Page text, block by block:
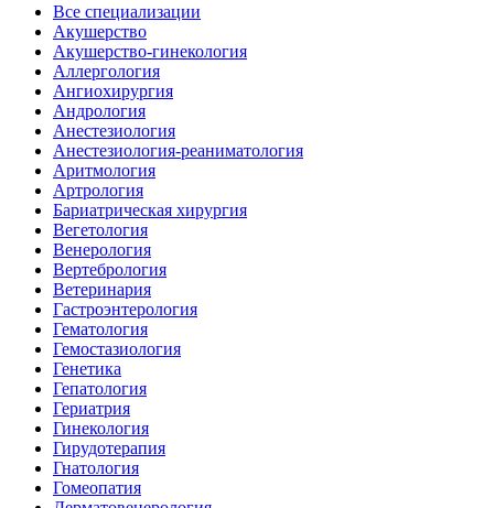
Все специализации
Акушерство
Акушерство-гинекология
Аллергология
Ангиохирургия
Андрология
Анестезиология
Анестезиология-реаниматология
Аритмология
Артрология
Бариатрическая хирургия
Вегетология
Венерология
Вертебрология
Ветеринария
Гастроэнтерология
Гематология
Гемостазиология
Генетика
Гепатология
Гериатрия
Гинекология
Гирудотерапия
Гнатология
Гомеопатия